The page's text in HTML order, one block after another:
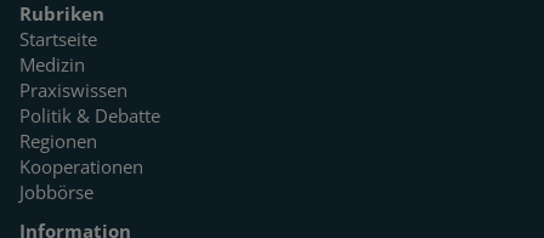
Rubriken
Startseite
Medizin
Praxiswissen
Politik & Debatte
Regionen
Kooperationen
Jobbörse
Information